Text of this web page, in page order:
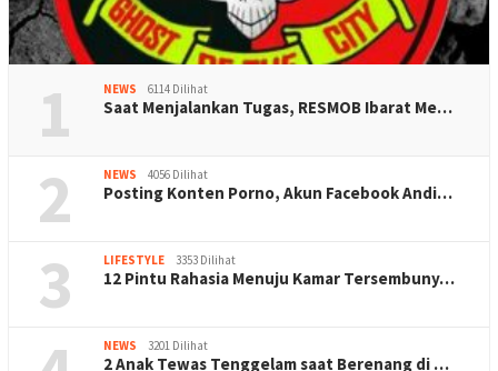
1 NEWS 6114 Dilihat
Saat Menjalankan Tugas, RESMOB Ibarat Me…
2 NEWS 4056 Dilihat
Posting Konten Porno, Akun Facebook Andi…
3 LIFESTYLE 3353 Dilihat
12 Pintu Rahasia Menuju Kamar Tersembuny…
NEWS 3201 Dilihat
2 Anak Tewas Tenggelam saat Berenang di …